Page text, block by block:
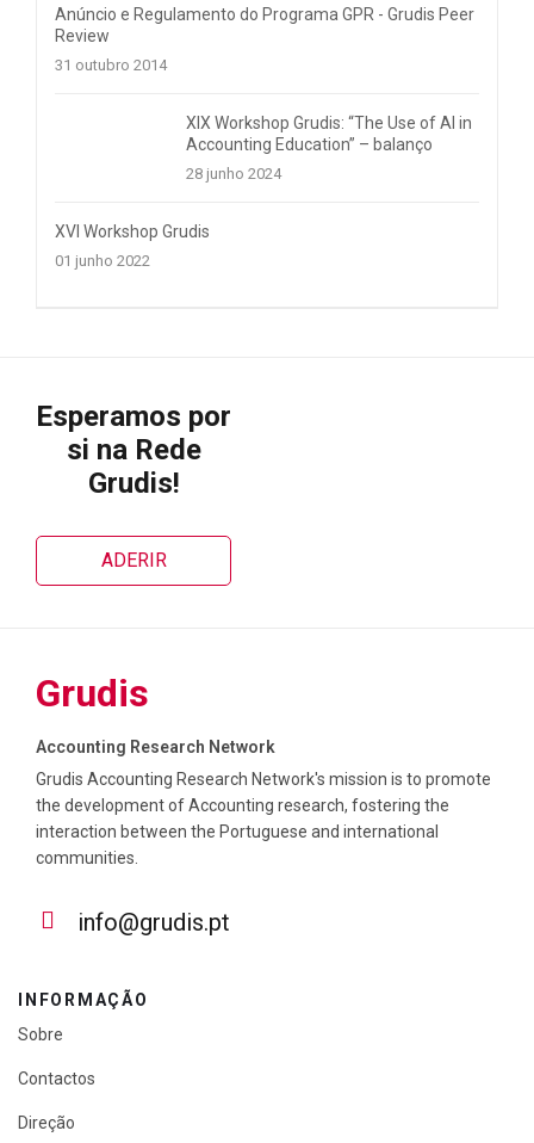
Anúncio e Regulamento do Programa GPR - Grudis Peer
Review
31 outubro 2014
XIX Workshop Grudis: “The Use of AI in
Accounting Education” – balanço
28 junho 2024
XVI Workshop Grudis
01 junho 2022
Esperamos por
si na Rede
Grudis!
ADERIR
Grudis
Accounting Research Network
Grudis Accounting Research Network's mission is to promote
the development of Accounting research, fostering the
interaction between the Portuguese and international
communities.
info@grudis.pt
INFORMAÇÃO
Sobre
Contactos
Direção